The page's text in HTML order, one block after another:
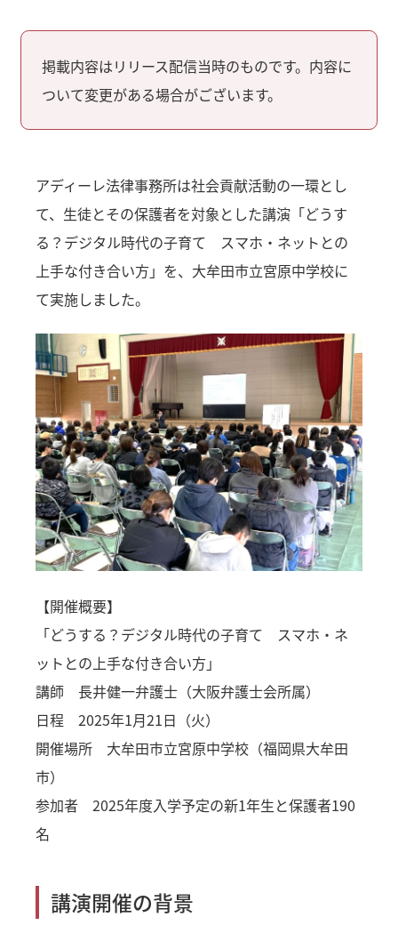
掲載内容はリリース配信当時のものです。内容に
ついて変更がある場合がございます。
アディーレ法律事務所は社会貢献活動の一環とし
て、生徒とその保護者を対象とした講演「どうす
る？デジタル時代の子育て スマホ・ネットとの
上手な付き合い方」を、大牟田市立宮原中学校に
て実施しました。
【開催概要】
「どうする？デジタル時代の子育て スマホ・ネ
ットとの上手な付き合い方」
講師 長井健一弁護士（大阪弁護士会所属）
日程 2025年1月21日（火）
開催場所 大牟田市立宮原中学校（福岡県大牟田
市）
参加者 2025年度入学予定の新1年生と保護者190
名
講演開催の背景